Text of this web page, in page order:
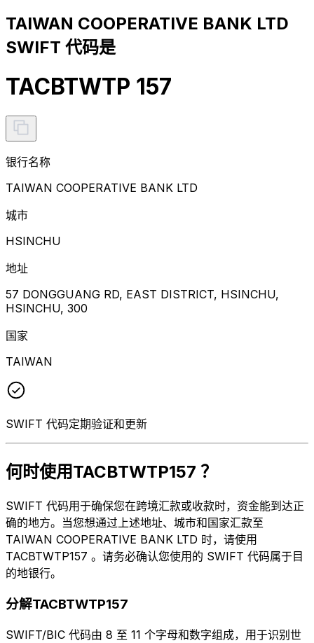
TAIWAN COOPERATIVE BANK LTD
SWIFT 代码是
TACBTWTP 157
银行名称
TAIWAN COOPERATIVE BANK LTD
城市
HSINCHU
地址
57 DONGGUANG RD, EAST DISTRICT, HSINCHU,
HSINCHU, 300
国家
TAIWAN
SWIFT 代码定期验证和更新
何时使用TACBTWTP157 ？
SWIFT 代码用于确保您在跨境汇款或收款时，资金能到达正
确的地方。当您想通过上述地址、城市和国家汇款至
TAIWAN COOPERATIVE BANK LTD 时，请使用
TACBTWTP157 。请务必确认您使用的 SWIFT 代码属于目
的地银行。
分解TACBTWTP157
SWIFT/BIC 代码由 8 至 11 个字母和数字组成，用于识别世